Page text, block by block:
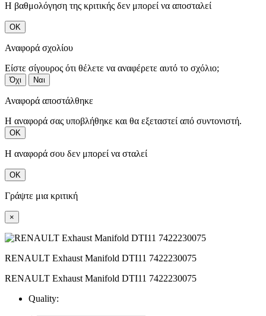
Η βαθμολόγηση της κριτικής δεν μπορεί να αποσταλεί
ΟΚ
Αναφορά σχολίου
Είστε σίγουρος ότι θέλετε να αναφέρετε αυτό το σχόλιο;
Όχι Ναι
Αναφορά αποστάλθηκε
Η αναφορά σας υποβλήθηκε και θα εξεταστεί από συντονιστή.
ΟΚ
Η αναφορά σου δεν μπορεί να σταλεί
ΟΚ
Γράψτε μια κριτική
×
RENAULT Exhaust Manifold DTI11 7422230075
RENAULT Exhaust Manifold DTI11 7422230075
Quality: